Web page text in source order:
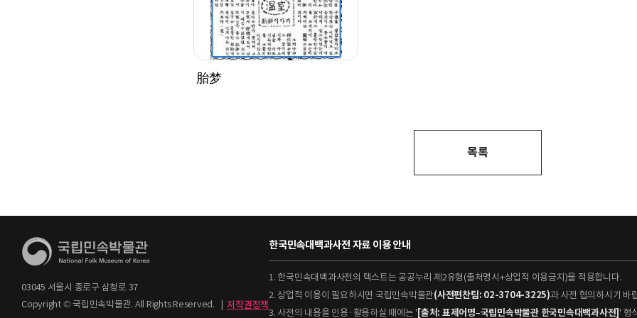
胎梦
목록
03045 서울시 종로구 삼청로 37
Copyright © 국립민속박물관. All Rights Reserved.
| 저작권정책
한국민속대백과사전 자료 이용 안내
1. 한국민속대백과사전의 텍스트는 공공누리 제2유형(출처명시+상업적 이용금지)을 적용합니다.
2. 상업적 이용이 필요하시면 국립민속박물관(사전편찬팀: 02-3704-3225)과 사전 협의하시기 바
3. 사전의 내용을 인용·활용하실 때에는 ' [출처: 표제어명–국립민속박물관 한국민속대백과사전] ' 형